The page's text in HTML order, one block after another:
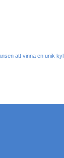
att vinna en unik kyl